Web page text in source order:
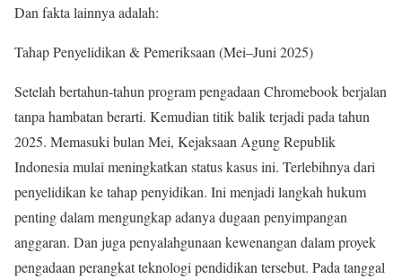
Dan fakta lainnya adalah:
Tahap Penyelidikan & Pemeriksaan (Mei–Juni 2025)
Setelah bertahun-tahun program pengadaan Chromebook berjalan
tanpa hambatan berarti. Kemudian titik balik terjadi pada tahun
2025. Memasuki bulan Mei, Kejaksaan Agung Republik
Indonesia mulai meningkatkan status kasus ini. Terlebihnya dari
penyelidikan ke tahap penyidikan. Ini menjadi langkah hukum
penting dalam mengungkap adanya dugaan penyimpangan
anggaran. Dan juga penyalahgunaan kewenangan dalam proyek
pengadaan perangkat teknologi pendidikan tersebut. Pada tanggal